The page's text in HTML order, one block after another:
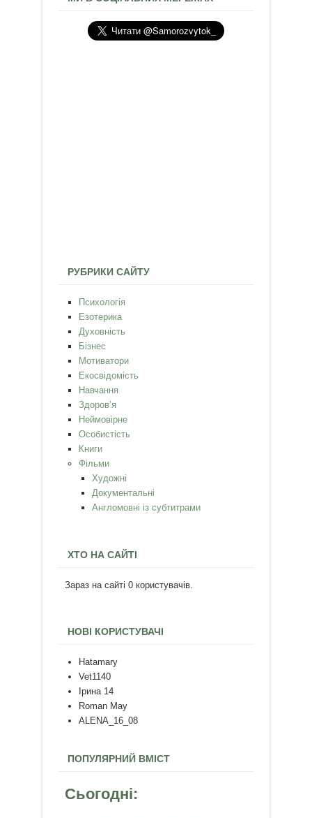
РУБРИКИ САЙТУ
Психологія
Езотерика
Духовність
Бізнес
Мотиватори
Екосвідомість
Навчання
Здоров’я
Неймовірне
Особистість
Книги
Фільми
Художні
Документальні
Англомовні із субтитрами
ХТО НА САЙТІ
Зараз на сайті 0 користувачів.
НОВІ КОРИСТУВАЧІ
Hatamary
Vet1140
Ірина 14
Roman May
ALENA_16_08
ПОПУЛЯРНИЙ ВМІСТ
Сьогодні: